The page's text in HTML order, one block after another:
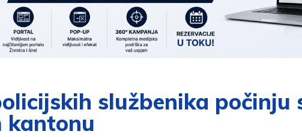
službenika
kantonu